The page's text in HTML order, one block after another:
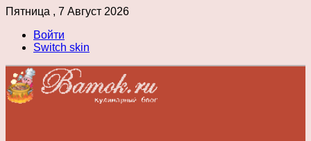
Пятница , 7 Август 2026
Войти
Switch skin